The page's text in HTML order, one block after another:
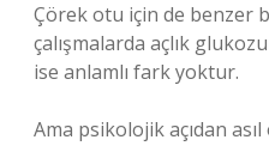
Çörek otu için de benzer
çalışmalarda açlık
ise anlamlı fark yoktur.
Ama psikolojik açıdan